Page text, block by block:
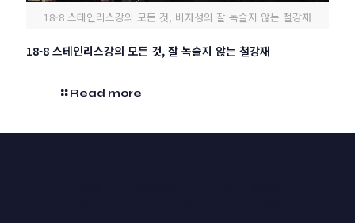
18-8 스테인리스강의 모든 것, 비자성의 잘 녹슬지 않는 철강재
18-8 스테인리스강의 모든 것, 잘 녹슬지 않는 철강재
Read more